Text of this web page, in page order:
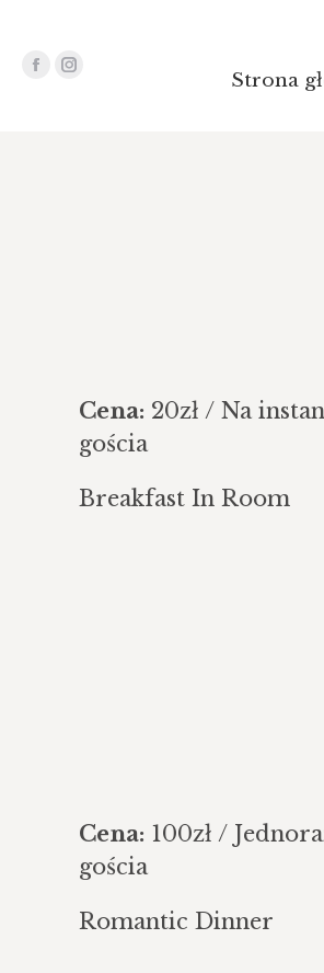
Strona
Facebook
Instagram
Breakfast In Room
Cena: 20zł / Na
gościa
Romantic Dinner
Cena: 100zł /
gościa